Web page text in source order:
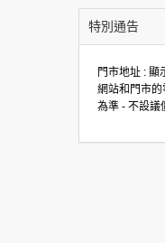
特別通告
門市地址 : 顯
網站和門市
為準 - 不設議